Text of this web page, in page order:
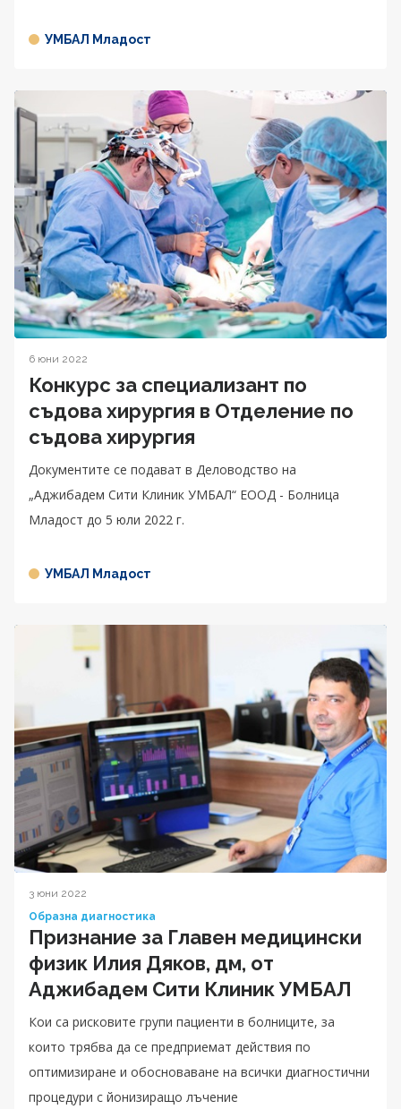
УМБАЛ Младост
6 юни 2022
Конкурс за специализант по
съдова хирургия в Отделение по
съдова хирургия
Документите се подават в Деловодство на
„Аджибадем Сити Клиник УМБАЛ“ ЕООД - Болница
Младост до 5 юли 2022 г.
УМБАЛ Младост
3 юни 2022
Образна диагностика
Признание за Главен медицински
физик Илия Дяков, дм, от
Аджибадем Сити Клиник УМБАЛ
Кои са рисковите групи пациенти в болниците, за
които трябва да се предприемат действия по
оптимизиране и обосноваване на всички диагностични
процедури с йонизиращо лъчение